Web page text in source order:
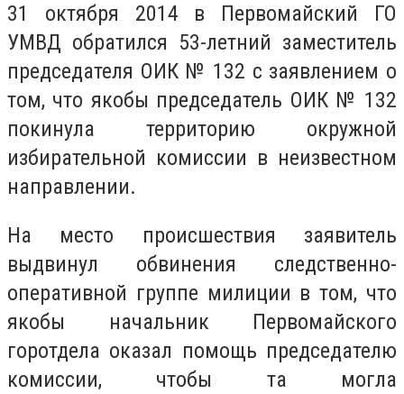
31 октября 2014 в Первомайский ГО
УМВД обратился 53-летний заместитель
председателя ОИК № 132 с заявлением о
том, что якобы председатель ОИК № 132
покинула территорию окружной
избирательной комиссии в неизвестном
направлении.
На место происшествия заявитель
выдвинул обвинения следственно-
оперативной группе милиции в том, что
якобы начальник Первомайского
горотдела оказал помощь председателю
комиссии, чтобы та могла